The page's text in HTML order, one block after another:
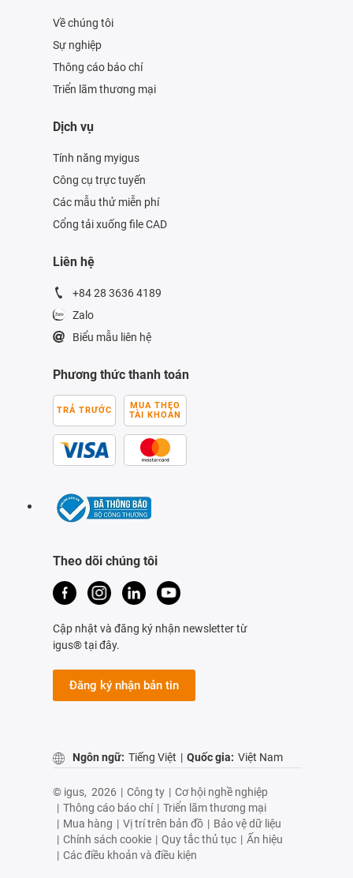
Về chúng tôi
Sự nghiệp
Thông cáo báo chí
Triển lãm thương mại
Dịch vụ
Tính năng myigus
Công cụ trực tuyến
Các mẫu thử miễn phí
Cổng tải xuống file CAD
Liên hệ
+84 28 3636 4189
Zalo
Biểu mẫu liên hệ
Phương thức thanh toán
TRẢ TRƯỚC
MUA THEO
TÀI KHOẢN
Theo dõi chúng tôi
Cập nhật và đăng ký nhận newsletter từ
igus® tại đây.
Đăng ký nhận bản tin
Ngôn ngữ: Tiếng Việt | Quốc gia: Việt Nam
© igus, 2026 | Công ty | Cơ hội nghề nghiệp
| Thông cáo báo chí | Triển lãm thương mại
| Mua hàng | Vị trí trên bản đồ | Bảo vệ dữ liệu
| Chính sách cookie | Quy tắc thủ tục | Ấn hiệu
| Các điều khoản và điều kiện